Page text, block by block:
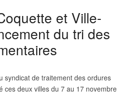
et Ville-
du tri des
syndicat de traitement des ordures
ces deux villes du 7 au 17 novembre